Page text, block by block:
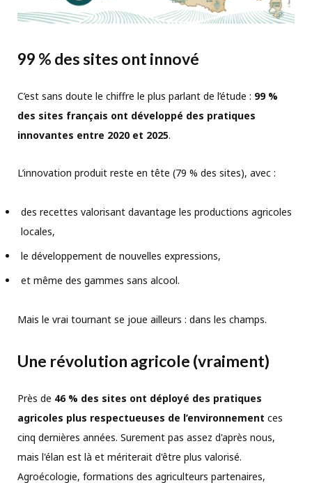
99 % des sites ont innové
C’est sans doute le chiffre le plus parlant de l’étude : 99 %
des sites français ont développé des pratiques
innovantes entre 2020 et 2025.
L’innovation produit reste en tête (79 % des sites), avec :
des recettes valorisant davantage les productions agricoles
locales,
le développement de nouvelles expressions,
et même des gammes sans alcool.
Mais le vrai tournant se joue ailleurs : dans les champs.
Une révolution agricole (vraiment)
Près de 46 % des sites ont déployé des pratiques
agricoles plus respectueuses de l’environnement ces
cinq dernières années. Surement pas assez d'après nous,
mais l'élan est là et mériterait d'être plus valorisé.
Agroécologie, formations des agriculteurs partenaires,